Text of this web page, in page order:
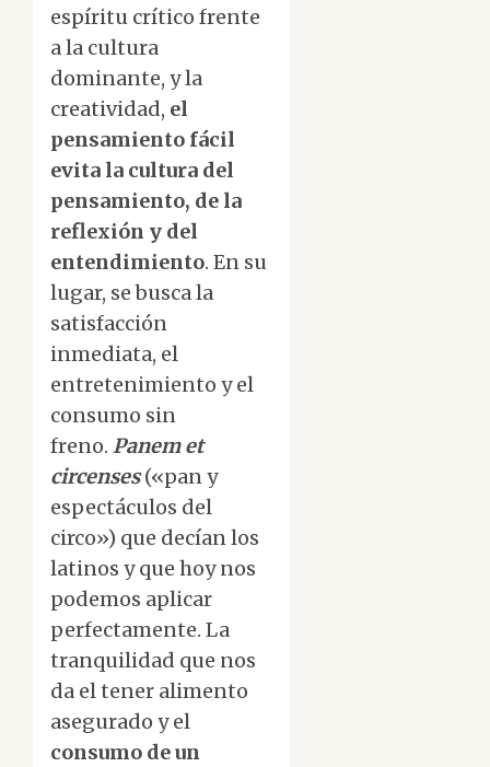
espíritu crítico frente
a la cultura
dominante, y la
creatividad, el
pensamiento fácil
evita la cultura del
pensamiento, de la
reflexión y del
entendimiento. En su
lugar, se busca la
satisfacción
inmediata, el
entretenimiento y el
consumo sin
freno. Panem et
circenses(«pan y
espectáculos del
circo») que decían los
latinos y que hoy nos
podemos aplicar
perfectamente. La
tranquilidad que nos
da el tener alimento
asegurado y el
consumo de un